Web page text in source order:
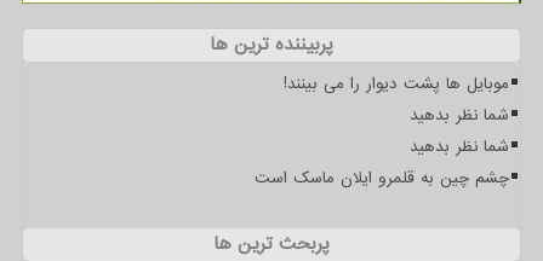
پربیننده ترین ها
موبایل ها پشت دیوار را می بینند!
شما نظر بدهید
شما نظر بدهید
چشم چین به قلمرو ایلان ماسک است
پربحث ترین ها